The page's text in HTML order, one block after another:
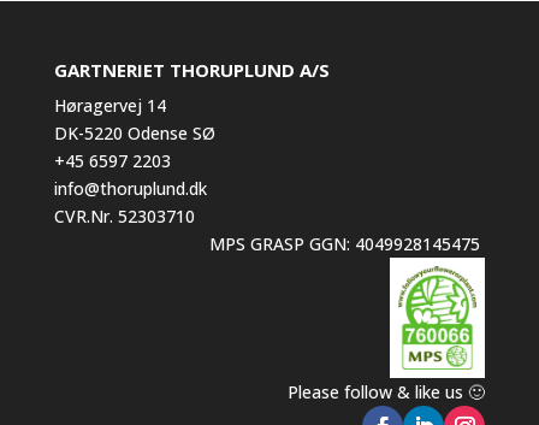
GARTNERIET THORUPLUND A/S
Høragervej 14
DK-5220 Odense SØ
+45 6597 2203
info@thoruplund.dk
CVR.Nr. 52303710
MPS GRASP GGN: 4049928145475
Please follow & like us 🙂